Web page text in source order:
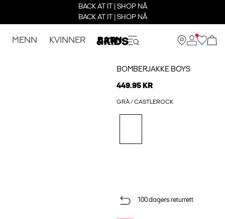
BACK AT IT | SHOP NÅ
BACK AT IT | SHOP NÅ
MENN KVINNER BARN
BOMBERJAKKE BOYS
449.95 KR
GRÅ / CASTLEROCK
100 dagers returrett